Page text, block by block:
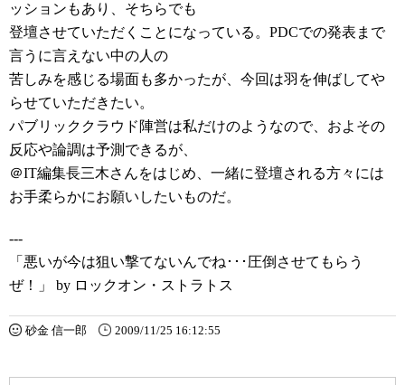
ッションもあり、そちらでも
登壇させていただくことになっている。PDCでの発表まで
言うに言えない中の人の
苦しみを感じる場面も多かったが、今回は羽を伸ばしてや
らせていただきたい。
パブリッククラウド陣営は私だけのようなので、およその
反応や論調は予測できるが、
＠IT編集長三木さんをはじめ、一緒に登壇される方々には
お手柔らかにお願いしたいものだ。
---
「悪いが今は狙い撃てないんでね･･･圧倒させてもらう
ぜ！」 by ロックオン・ストラトス
砂金 信一郎 2009/11/25 16:12:55